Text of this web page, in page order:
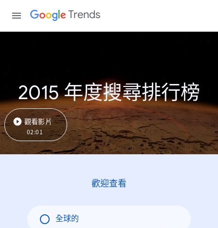
Trends
2015 年度搜尋排行榜
觀看影片
02:01
歡迎查看
全球的